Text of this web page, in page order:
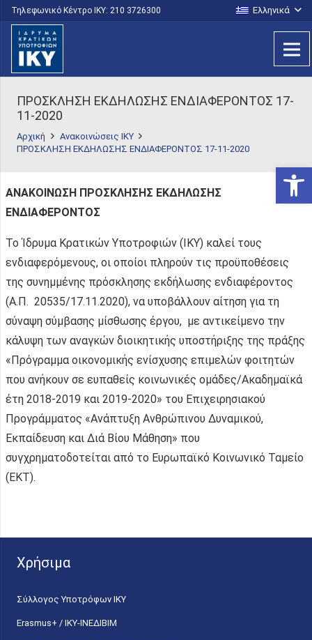
Τηλεφωνικό Κέντρο IKY: 210 3726300 Ελληνικά
ΠΡΟΣΚΛΗΣΗ ΕΚΔΗΛΩΣΗΣ ΕΝΔΙΑΦΕΡΟΝΤΟΣ 17-
11-2020
Αρχική
Ανακοινώσεις ΙΚΥ
ΠΡΟΣΚΛΗΣΗ ΕΚΔΗΛΩΣΗΣ ΕΝΔΙΑΦΕΡΟΝΤΟΣ 17-11-2020
ΑΝΑΚΟΙΝΩΣΗ ΠΡΟΣΚΛΗΣΗΣ ΕΚΔΗΛΩΣΗΣ
ΕΝΔΙΑΦΕΡΟΝΤΟΣ
Το Ίδρυμα Κρατικών Υποτροφιών (ΙΚΥ) καλεί τους
ενδιαφερόμενους, οι οποίοι πληρούν τις προϋποθέσεις
της συνημμένης πρόσκλησης εκδήλωσης ενδιαφέροντος
(Α.Π. 20535/17.11.2020), να υποβάλλουν αίτηση για τη
σύναψη σύμβασης μίσθωσης έργου, με αντικείμενο την
κάλυψη των αναγκών διοικητικής υποστήριξης της πράξης
«Πρόγραμμα οικονομικής ενίσχυσης επιμελών φοιτητών
που ανήκουν σε ευπαθείς κοινωνικές ομάδες/Ακαδημαϊκά
έτη 2018-2019 και 2019-2020» του Επιχειρησιακού
Προγράμματος «Ανάπτυξη Ανθρώπινου Δυναμικού,
Εκπαίδευση και Διά Βίου Μάθηση» που
συγχρηματοδοτείται από το Ευρωπαϊκό Κοινωνικό Ταμείο
(ΕΚΤ).
Χρήσιμα
Σύλλογος Υποτρόφων ΙΚΥ
Erasmus+ / ΙΚΥ-ΙΝΕΔΙΒΙΜ